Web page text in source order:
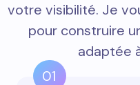
votre visibilité. Je
pour construire
adaptée
01